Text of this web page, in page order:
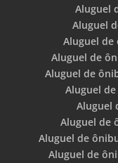
Aluguel
Aluguel
Aluguel de
Aluguel de
Aluguel de
Aluguel
Aluguel
Aluguel de
Aluguel de
Aluguel de